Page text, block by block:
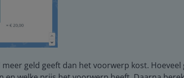
geld geeft dan het voorwerp kost.